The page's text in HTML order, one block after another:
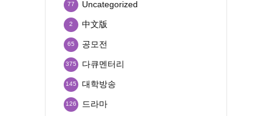
Uncategorized
77
中文版
2
공모전
65
다큐멘터리
375
대학방송
145
드라마
126